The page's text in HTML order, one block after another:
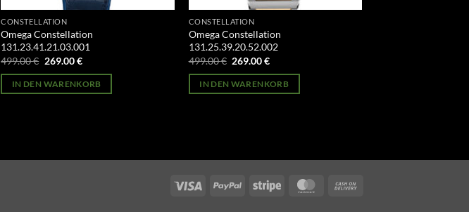
CONSTELLATION
Omega Constellation
131.23.41.21.03.001
499.00€ Ursprünglicher
war:
499.00 €
269.00€Aktueller
ist:
269.00 €.
IN DEN WARENKORB
CONSTELLATION
Omega Constellation
131.25.39.20.52.002
499.00€ Ursprünglicher
war:
499.00 €
269.00€Aktueller
ist:
269.00 €.
IN DEN WARENKORB
Visa PayPal Stripe MasterCard